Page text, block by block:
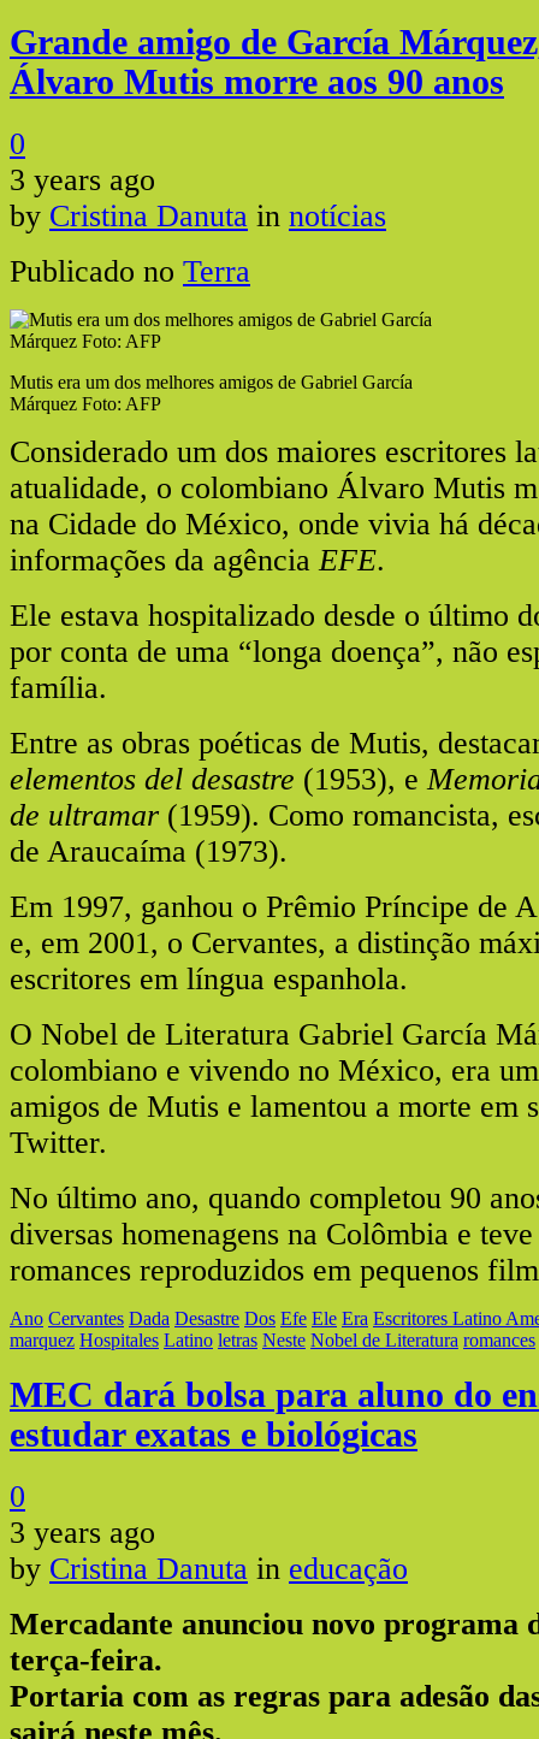
Grande amigo de García
Álvaro Mutis morre aos 90 anos
0
3 years ago
by Cristina Danuta in notícias
Publicado no Terra
Mutis era um dos melhores amigos de Gabriel García
Márquez Foto: AFP
Considerado um dos maiores escritores
atualidade, o colombiano Álvaro Mutis
na Cidade do México, onde vivia há
informações da agênciaEFE.
Ele estava hospitalizado desde o último
por conta de uma “longa doença”, não
família.
Entre as obras poéticas de Mutis,
elementos del desastre (1953), e
de ultramar (1959). Como romancista,
de Araucaíma (1973).
Em 1997, ganhou o Prêmio Príncipe de
e, em 2001, o Cervantes, a distinção
escritores em língua espanhola.
O Nobel de Literatura Gabriel García
colombiano e vivendo no México, era
amigos de Mutis e lamentou a morte em
Twitter.
No último ano, quando completou 90
diversas homenagens na Colômbia e
romances reproduzidos em pequenos
Ano Cervantes Dada Desastre Dos Efe Ele Era Escritores Latino
marquez Hospitales Latino letras Neste Nobel de Literatura romances
MEC dará bolsa para aluno do
estudar exatas e biológicas
0
3 years ago
by Cristina Danuta in educação
Mercadante anunciou novo programa
terça-feira.
Portaria com as regras para adesão